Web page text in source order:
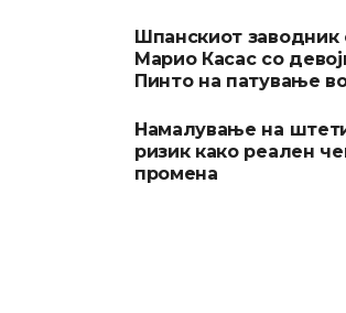
Шпанскиот заводник
Марио Касас со
Пинто на патување
Намалување на
ризик како реален
промена